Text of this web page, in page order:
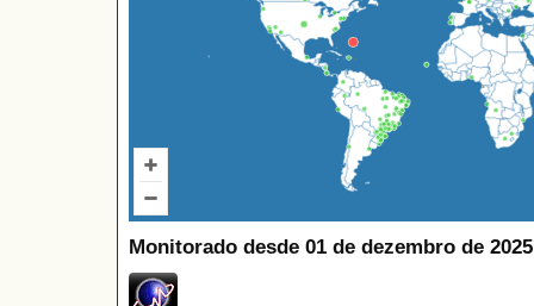
Monitorado desde 01 de dezembro de